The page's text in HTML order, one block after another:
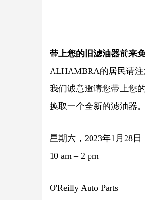
带上您的旧滤油器前来
ALHAMBRA的居民请注
我们诚意邀请您带上您
换取一个全新的滤油器
星期六，2023年1月28日
10 am – 2 pm
O'Reilly Auto Parts